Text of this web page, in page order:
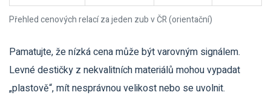
Přehled cenových relací za jeden zub v ČR (orientační)
Pamatujte, že nízká cena může být varovným signálem.
Levné destičky z nekvalitních materiálů mohou vypadat
„plastově“, mít nesprávnou velikost nebo se uvolnit.